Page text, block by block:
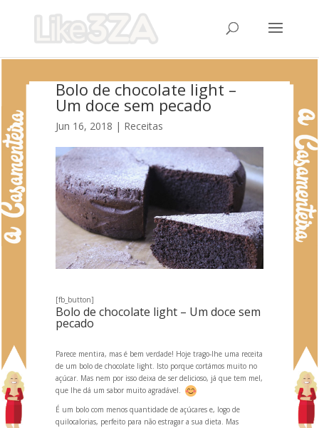
Bolo de chocolate light –
Um doce sem pecado
Jun 16, 2018 | Receitas
[fb_button]
Bolo de chocolate light – Um doce sem
pecado
Parece mentira, mas é bem verdade! Hoje trago-lhe uma receita
de um bolo de chocolate light. Isto porque cortámos muito no
açúcar. Mas nem por isso deixa de ser delicioso, já que tem mel,
que lhe dá um sabor muito agradável.
É um bolo com menos quantidade de açúcares e, logo de
quilocalorias, perfeito para não estragar a sua dieta. Mas